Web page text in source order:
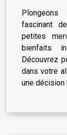
fascinant
petites
bienfaits
Découvrez
dans votre
une décision